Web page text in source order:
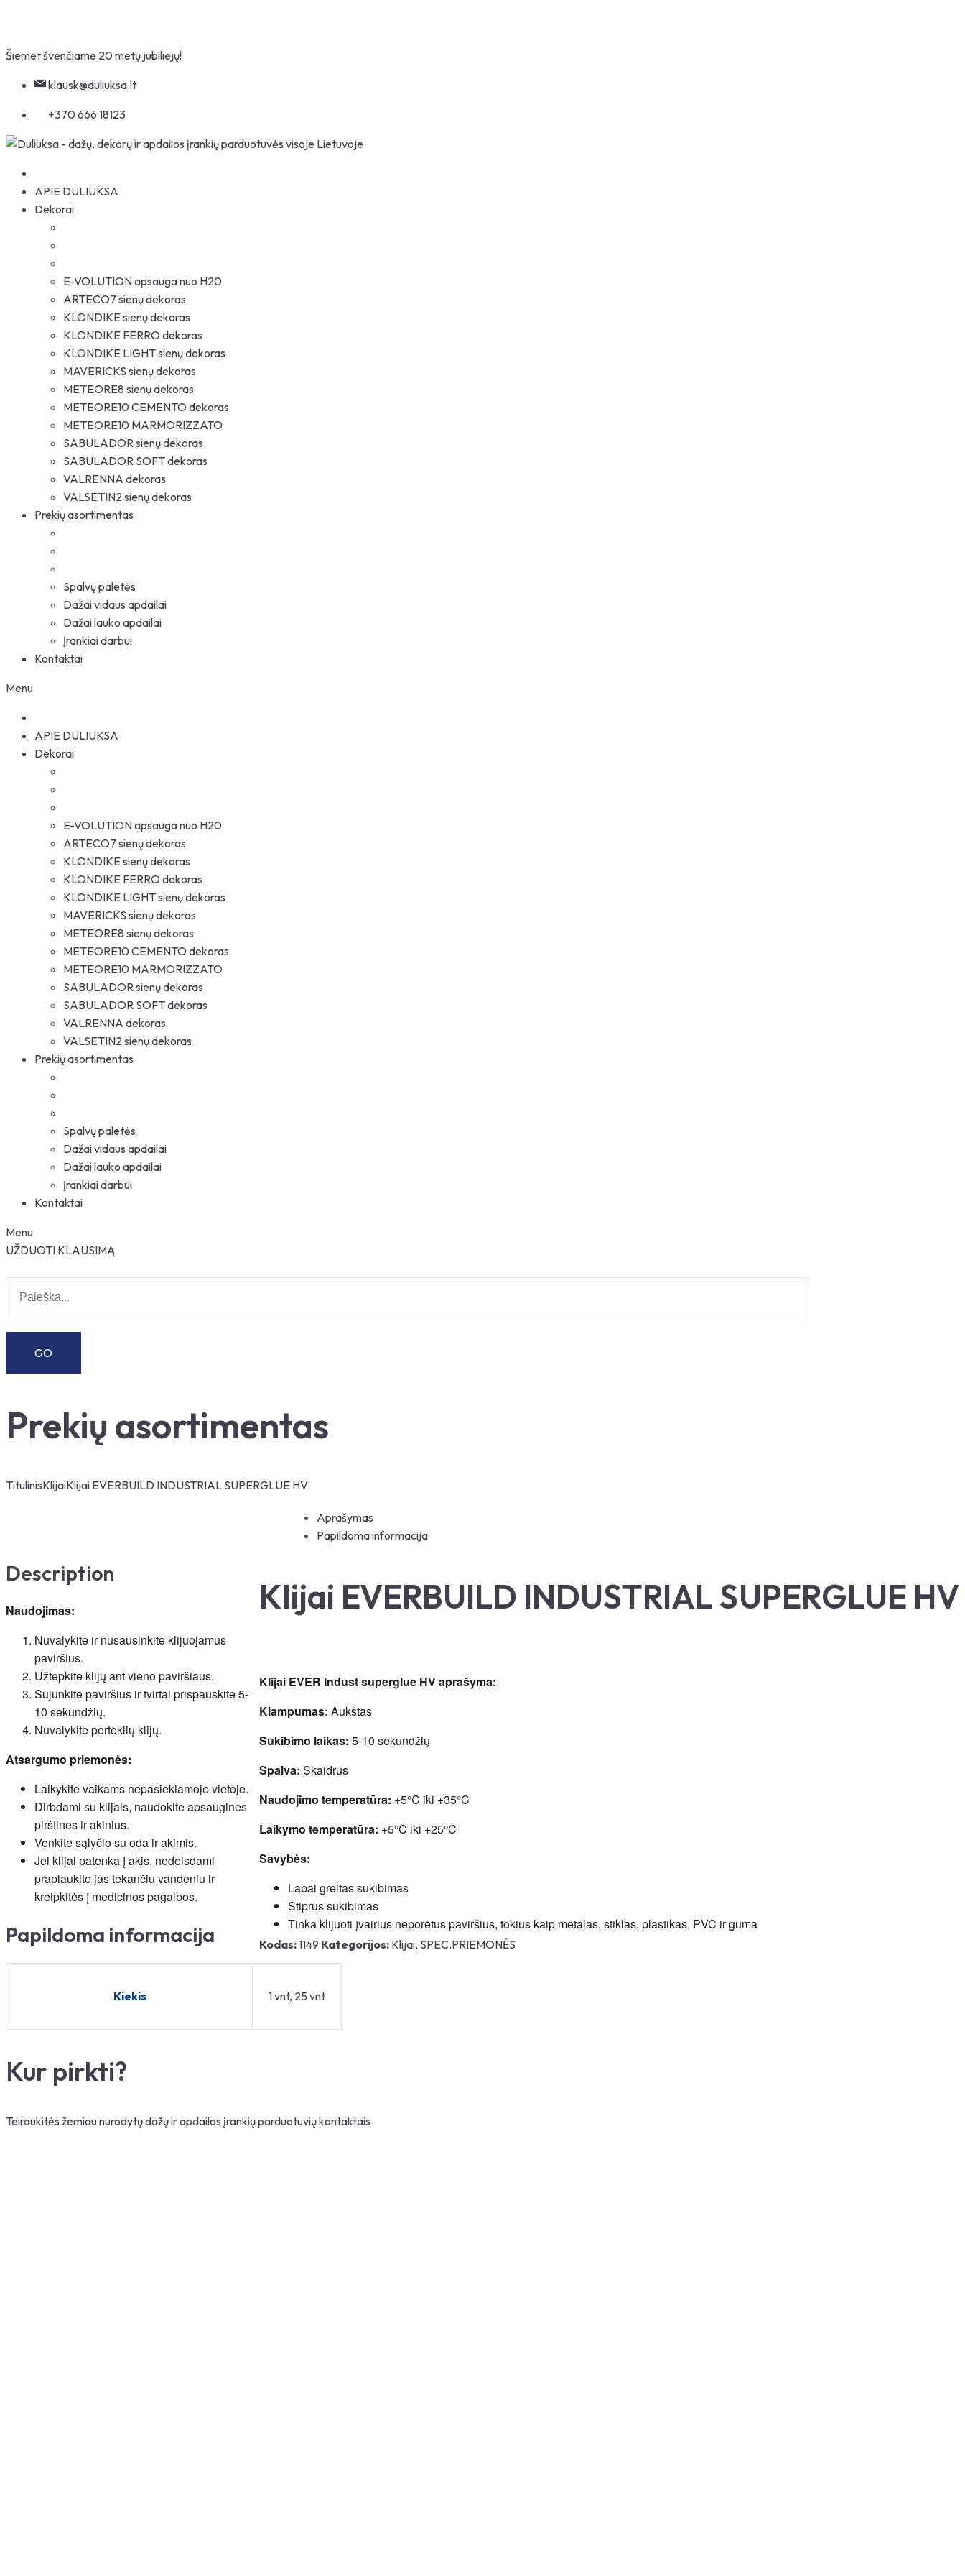
to
Šiemet švenčiame 20 metų jubiliejų!
klausk@duliuksa.lt
+370 666 18123
APIE DULIUKSA
Dekorai
E-VOLUTION apsauga nuo H20
ARTECO7 sienų dekoras
KLONDIKE sienų dekoras
KLONDIKE FERRO dekoras
KLONDIKE LIGHT sienų dekoras
MAVERICKS sienų dekoras
METEORE8 sienų dekoras
METEORE10 CEMENTO dekoras
METEORE10 MARMORIZZATO
SABULADOR sienų dekoras
SABULADOR SOFT dekoras
VALRENNA dekoras
VALSETIN2 sienų dekoras
Prekių asortimentas
Spalvų paletės
Dažai vidaus apdailai
Dažai lauko apdailai
Įrankiai darbui
Kontaktai
Menu
APIE DULIUKSA
Dekorai
E-VOLUTION apsauga nuo H20
ARTECO7 sienų dekoras
KLONDIKE sienų dekoras
KLONDIKE FERRO dekoras
KLONDIKE LIGHT sienų dekoras
MAVERICKS sienų dekoras
METEORE8 sienų dekoras
METEORE10 CEMENTO dekoras
METEORE10 MARMORIZZATO
SABULADOR sienų dekoras
SABULADOR SOFT dekoras
VALRENNA dekoras
VALSETIN2 sienų dekoras
Prekių asortimentas
Spalvų paletės
Dažai vidaus apdailai
Dažai lauko apdailai
Įrankiai darbui
Kontaktai
Menu
UŽDUOTI KLAUSIMĄ
Prekių asortimentas
TitulinisKlijaiKlijai EVERBUILD INDUSTRIAL SUPERGLUE HV
Klijai EVERBUILD INDUSTRIAL SUPERGLUE HV
Klijai EVER Indust superglue HV aprašyma:
Klampumas: Aukštas
Sukibimo laikas: 5-10 sekundžių
Spalva: Skaidrus
Naudojimo temperatūra: +5°C iki +35°C
Laikymo temperatūra: +5°C iki +25°C
Savybės:
Labai greitas sukibimas
Stiprus sukibimas
Tinka klijuoti įvairius neporėtus paviršius, tokius kaip metalas, stiklas, plastikas, PVC ir guma
Kodas:1149 Kategorijos: Klijai, SPEC.PRIEMONĖS
Aprašymas
Papildoma informacija
Description
Naudojimas:
Nuvalykite ir nusausinkite klijuojamus
paviršius.
Užtepkite klijų ant vieno paviršiaus.
Sujunkite paviršius ir tvirtai prispauskite 5-
10 sekundžių.
Nuvalykite perteklių klijų.
Atsargumo priemonės:
Laikykite vaikams nepasiekiamoje vietoje.
Dirbdami su klijais, naudokite apsaugines
pirštines ir akinius.
Venkite sąlyčio su oda ir akimis.
Jei klijai patenka į akis, nedelsdami
praplaukite jas tekančiu vandeniu ir
kreipkitės į medicinos pagalbos.
Papildoma informacija
Kiekis 1 vnt, 25 vnt
Kur pirkti?
Teiraukitės žemiau nurodytų dažų ir apdailos įrankių parduotuvių kontaktais